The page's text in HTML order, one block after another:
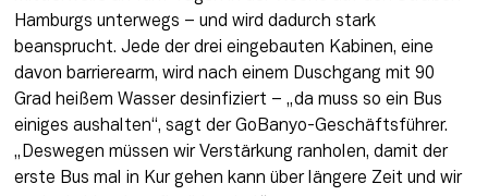
Hamburgs unterwegs – und wird dadurch stark
beansprucht. Jede der drei eingebauten Kabinen, eine
davon barrierearm, wird nach einem Duschgang mit 90
Grad heißem Wasser desinfiziert – „da muss so ein Bus
einiges aushalten“, sagt der GoBanyo-Geschäftsführer.
„Deswegen müssen wir Verstärkung ranholen, damit der
erste Bus mal in Kur gehen kann über längere Zeit und wir